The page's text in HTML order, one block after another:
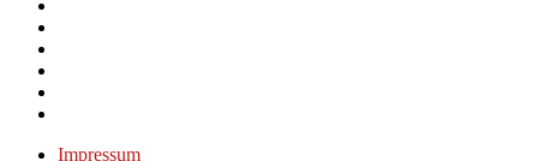
Impressum